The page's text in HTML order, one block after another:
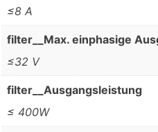
≤8 A
filter__Max. einphasige
≤32 V
filter__Ausgangsleistung
≤ 400W